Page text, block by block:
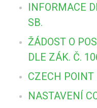
INFORMACE
SB.
ŽÁDOST O
DLE ZÁK. Č.
CZECH POINT
NASTAVENÍ